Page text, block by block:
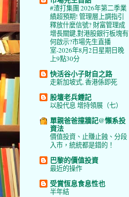
#渣打集團 2026年第二季業
績超預期! 管理層上調指引
釋放什麼信號? 財富管理成
增長關鍵,對港股銀行板塊有
何啟示?市場先生直播
室-2026年8月2日星期日晚
上9點30分
快活谷小子財自之路
走新加坡式, 香港係即死
股壇老兵鍾記
以股代息 增持領展（七）
單親爸爸撞牆記@懶系投
資法
價值投資、止賺止蝕、分段
入市，統統都是錯的！
巴黎的價值投資
最近的操作
受賞恆息食息性也
半年結